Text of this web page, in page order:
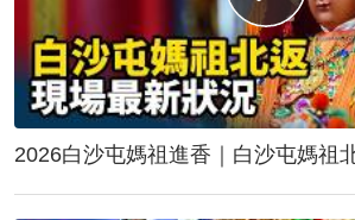
2026白沙屯媽祖進香｜白沙屯媽祖